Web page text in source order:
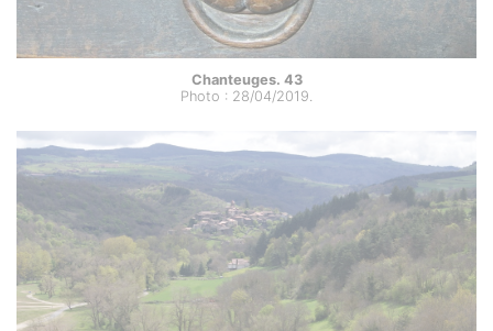
Chanteuges. 43
Photo : 28/04/2019.